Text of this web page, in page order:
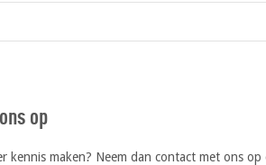
op
kennis maken? Neem dan contact met ons op